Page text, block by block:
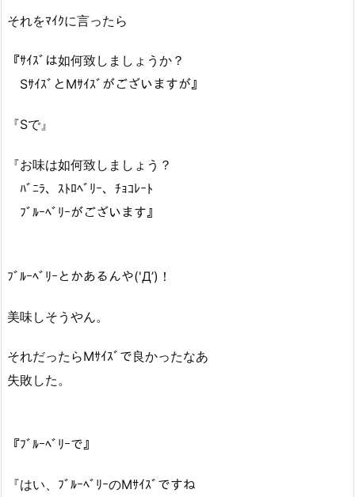
それをﾏｲｸに言ったら
『ｻｲｽﾞは如何致しましょうか？
SｻｲｽﾞとMｻｲｽﾞがございますが』
『Sで』
『お味は如何致しましょう？
ﾊﾞﾆﾗ、ｽﾄﾛﾍﾞﾘｰ、ﾁｮｺﾚｰﾄ
ﾌﾞﾙｰﾍﾞﾘｰがございます』
ﾌﾞﾙｰﾍﾞﾘｰとかあるんや('Д’)！
美味しそうやん。
それだったらMｻｲｽﾞで良かったなあ
失敗した。
『ﾌﾞﾙｰﾍﾞﾘｰで』
『はい、ﾌﾞﾙｰﾍﾞﾘｰのMｻｲｽﾞですね